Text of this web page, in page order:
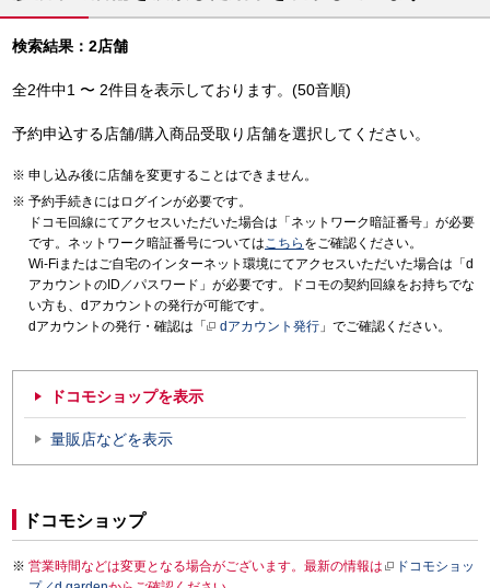
検索結果：2店舗
全2件中1 〜 2件目を表示しております。(50音順)
予約申込する店舗/購入商品受取り店舗を選択してください。
申し込み後に店舗を変更することはできません。
予約手続きにはログインが必要です。
ドコモ回線にてアクセスいただいた場合は「ネットワーク暗証番号」が必要
です。ネットワーク暗証番号についてはこちら をご確認ください。
Wi-Fiまたはご自宅のインターネット環境にてアクセスいただいた場合は「d
アカウントのID／パスワード」が必要です。ドコモの契約回線をお持ちでな
い方も、dアカウントの発行が可能です。
dアカウントの発行・確認は「
dアカウント発行 」でご確認ください。
ドコモショップを表示
量販店などを表示
ドコモショップ
営業時間などは変更となる場合がございます。最新の情報は
ドコモショッ